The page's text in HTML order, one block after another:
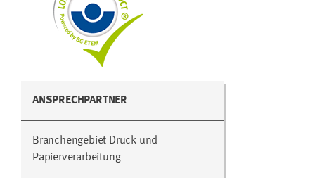
ANSPRECHPARTNER
Branchengebiet Druck und
Papierverarbeitung